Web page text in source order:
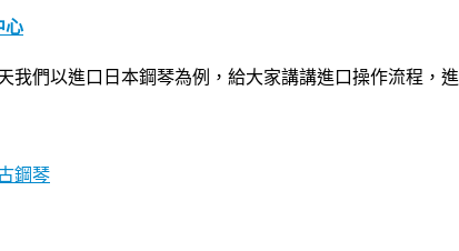
心
們以進口日本鋼琴為例，給大家講講進口操作流程，
鋼琴